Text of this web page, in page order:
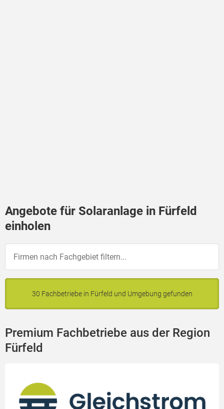
Angebote für Solaranlage in Fürfeld
einholen
30 Fachbetriebe in Fürfeld und Umgebung gefunden
Premium Fachbetriebe aus der Region
Fürfeld